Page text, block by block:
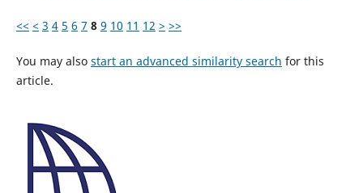
<< < 3 4 5 6 7 8 9 10 11 12 > >>
You may also start an advanced similarity search for this
article.